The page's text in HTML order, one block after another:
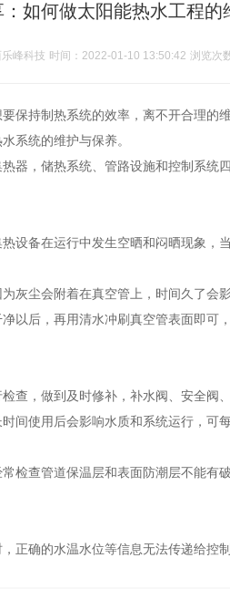
如何做太阳能热水工程的
峰科技 时间：2022-01-10 13:50:42 浏览次
保持制热系统的效率，离不开合理
系统的维护与保养。
器，储热系统、管路设施和控制系
设备在运行中发生空晒和闷晒现象，
灰尘会附着在真空管上，时间久了会
以后，再用清水冲刷真空管表面即
查，做到及时修补，补水阀、安全
使用后会影响水质和系统运行，可
检查管道保温层和表面防潮层不能
正确的水温水位等信息无法传递给